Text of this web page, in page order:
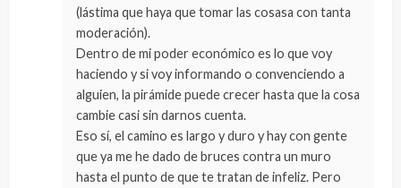
(lástima que haya que tomar las cosasa con tanta
moderación).
Dentro de mi poder económico es lo que voy
haciendo y si voy informando o convenciendo a
alguien, la pirámide puede crecer hasta que la cosa
cambie casi sin darnos cuenta.
Eso sí, el camino es largo y duro y hay con gente
que ya me he dado de bruces contra un muro
hasta el punto de que te tratan de infeliz. Pero